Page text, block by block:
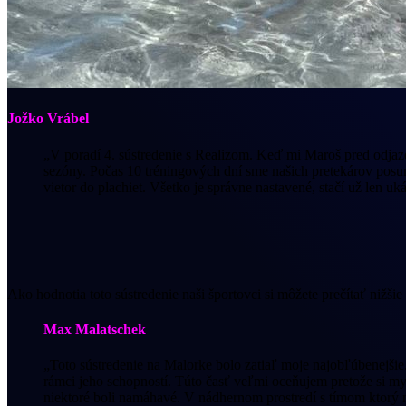
Jožko Vrábel
„V poradí 4. sústredenie s Realizom. Keď mi Maroš pred
sezóny. Počas 10 tréningových dní sme našich pretekárov
vietor do plachiet. Všetko je správne nastavené, stačí už len
Ako hodnotia toto sústredenie naši športovci si môžete prečítať nižšie
Max Malatschek
„Toto sústredenie na Malorke bolo zatiaľ moje
rámci jeho schopností. Túto časť veľmi oceňujem pretože si
niektoré boli namáhavé. V nádhernom prostredí s tímom